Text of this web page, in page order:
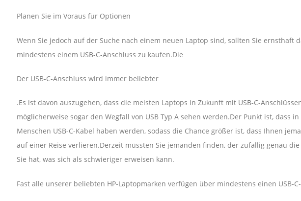
Planen Sie im Voraus für Optionen
Wenn Sie jedoch auf der Suche nach einem neuen Laptop sind, sollten Sie ernsthaft
mindestens einem USB-C-Anschluss zu kaufen.Die
Der USB-C-Anschluss wird immer beliebter
.Es ist davon auszugehen, dass die meisten Laptops in Zukunft mit USB-C-
möglicherweise sogar den Wegfall von USB Typ A sehen werden.Der Punkt ist, dass
Menschen USB-C-Kabel haben werden, sodass die Chance größer ist, dass Ihnen
auf einer Reise verlieren.Derzeit müssten Sie jemanden finden, der zufällig genau
Sie hat, was sich als schwieriger erweisen kann.
Fast alle unserer beliebten HP-Laptopmarken verfügen über mindestens einen USB-